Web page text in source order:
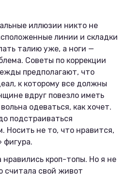
иллюзии никто не
линии и складки
талию уже, а ноги —
Советы по коррекции
предполагают, что
к которому все должны
вдруг повезло иметь
одеваться, как хочет.
подстраиваться
Носить не то, что нравится,
фигура.
нравились кроп-топы. Но я не
считала свой живот